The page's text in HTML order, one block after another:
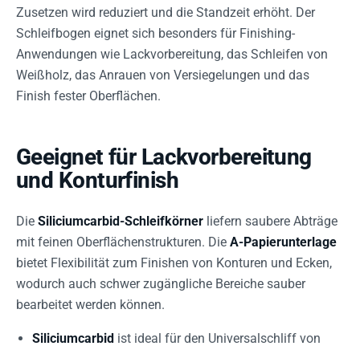
Zusetzen wird reduziert und die Standzeit erhöht. Der
Schleifbogen eignet sich besonders für Finishing-
Anwendungen wie Lackvorbereitung, das Schleifen von
Weißholz, das Anrauen von Versiegelungen und das
Finish fester Oberflächen.
Geeignet für Lackvorbereitung
und Konturfinish
Die Siliciumcarbid-Schleifkörner liefern saubere Abträge
mit feinen Oberflächenstrukturen. Die A-Papierunterlage
bietet Flexibilität zum Finishen von Konturen und Ecken,
wodurch auch schwer zugängliche Bereiche sauber
bearbeitet werden können.
Siliciumcarbid ist ideal für den Universalschliff von